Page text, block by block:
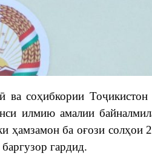
ва соҳибкории
илмию амалии
ҳамзамон ба оғози солҳои
гардид.